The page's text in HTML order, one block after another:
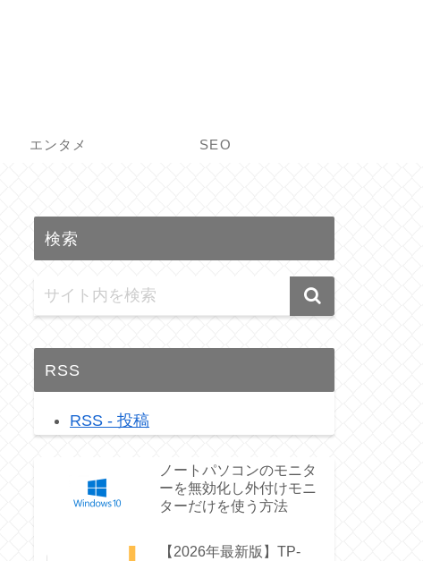
エンタメ SEO
検索
RSS
RSS - 投稿
ノートパソコンのモニタ
ーを無効化し外付けモニ
ターだけを使う方法
【2026年最新版】TP-